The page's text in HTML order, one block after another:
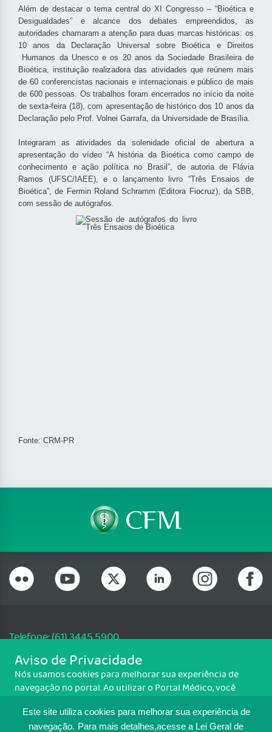
Este site utiliza cookies para melhorar sua experiência de
navegação. Para mais detalhes,acesse a Lei Geral de
Além de destacar o tema central do XI Congresso – “Bioética e
Desigualdades” e alcance dos debates empreendidos, as
autoridades chamaram a atenção para duas marcas históricas: os
10 anos da Declaração Universal sobre Bioética e Direitos
Humanos da Unesco e os 20 anos da Sociedade Brasileira de
Bioética, instituição realizadora das atividades que reúnem mais
de 60 conferencistas nacionais e internacionais e público de mais
de 600 pessoas. Os trabalhos foram encerrados no início da noite
de sexta-feira (18), com apresentação de histórico dos 10 anos da
Declaração pelo Prof. Volnei Garrafa, da Universidade de Brasília.
Integraram as atividades da solenidade oficial de abertura a
apresentação do vídeo “A história da Bioética como campo de
conhecimento e ação política no Brasil”, de autoria de Flávia
Ramos (UFSC/IAEE), e o lançamento livro “Três Ensaios de
Bioética”, de Fermin Roland Schramm (Editora Fiocruz), da SBB,
com sessão de autógrafos.
Fonte: CRM-PR
Telefone: (61) 3445 5900
Email: cfm@portalmedico.org.br
SGAS 616, Conjunto D, Lote 115, L2 Sul, Brasília/DF - CEP: 70200-760 -
CNPJ: 33.583.550/0001-30
Aviso de Privacidade
Nós usamos cookies para melhorar sua experiência de
navegação no portal. Ao utilizar o Portal Médico, você
Para ter mais informações sobre como isso é feito, acesse
Política de cookies. Se você concorda, clique em ACEITO.